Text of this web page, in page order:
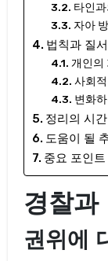
타인
자아
법칙과 질
개인의
사회
변화
정리의 시간
도움이 될
중요 포인
경찰과
권위에